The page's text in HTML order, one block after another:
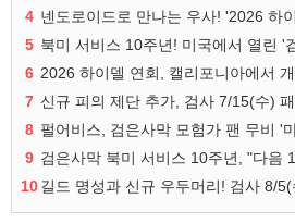
4
5 북미 서비스 10주년! 미국에서 열린 '
6 2026 하이델 연회, 캘리포니아에서
7 신규 피의 제단 추가, 검사 7/15(수)
8
9
10길드 명성과 신규 우두머리! 검사 8/